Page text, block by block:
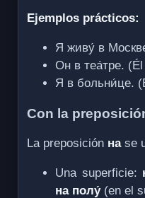
Ejemplos prácticos:
Я живу́ в
Он в теа́тре.
Я в больни́це.
Con la
La preposición наse
Una superficie:
на полу́(en el